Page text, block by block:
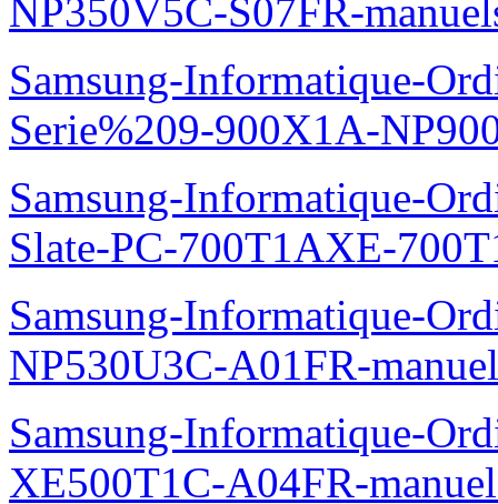
NP350V5C-S07FR-
Samsung-Informatique-
Serie%209-900X1A-
Samsung-Informatique-
Slate-PC-700T1AXE-
Samsung-Informatique-
NP530U3C-A01FR-
Samsung-Informatique-
XE500T1C-A04FR-